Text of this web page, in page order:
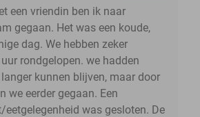
een vriendin ben ik naar
gegaan. Het was een koude,
dag. We hebben zeker
rondgelopen. we hadden
kunnen blijven, maar door
we eerder gegaan. Een
eetgelegenheid was gesloten. De